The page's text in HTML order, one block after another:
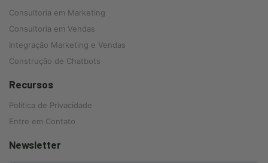
Consultoria em Marketing
Consultoria em Vendas
Integração Marketing e Vendas
Construção de Chatbots
Recursos
Política de Privacidade
Entre em Contato
Newsletter